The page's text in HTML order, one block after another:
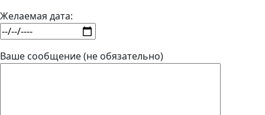
Желаемая дата:
Ваше сообщение (не обязательно)